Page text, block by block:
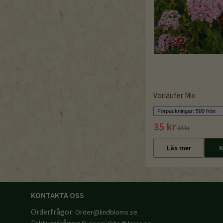
Vorläufer Mix
35 kr44 kr
Läs mer
KONTAKTA OSS
Orderfrågor: Order@lindbloms.se